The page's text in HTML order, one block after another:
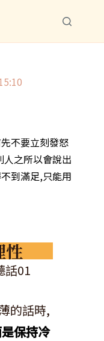
不要立刻發怒
之所以會說出
到滿足,只能用
性
的話時,
保持冷